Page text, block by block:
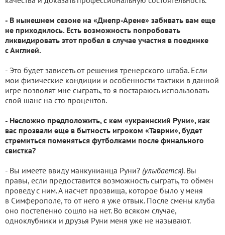
- В нынешнем сезоне на «Днепр-Арене» забивать вам еще
не приходилось. Есть возможность попробовать
ликвидировать этот пробел в случае участия в поединке
с Англией.
- Это будет зависеть от решения тренерского штаба. Если
мои физические кондиции и особенности тактики в данной
игре позволят мне сыграть, то я постараюсь использовать
свой шанс на сто процентов.
- Несложно предположить, с кем «украинский Руни», как
вас прозвали еще в бытность игроком «Таврии», будет
стремиться поменяться футболками после финального
свистка?
- Вы имеете ввиду манкунианца Руни? (улыбается). Вы
правы, если предоставится возможность сыграть, то обмен
проведу с ним. А насчет прозвища, которое было у меня
в Симферополе, то от него я уже отвык. После смены клуба
оно постепенно сошло на нет. Во всяком случае,
одноклубники и друзья Руни меня уже не называют.